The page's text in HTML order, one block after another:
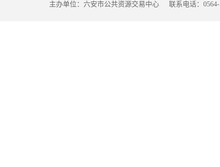
主办单位：六安市公共资源交易中心 联系电话：0564-